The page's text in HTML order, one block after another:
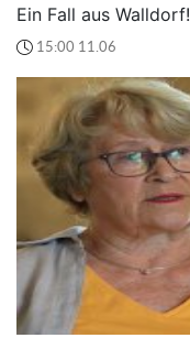
Ein Fall aus Walldorf!
15:00 11.06